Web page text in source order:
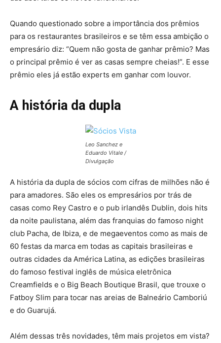
Quando questionado sobre a importância dos prêmios
para os restaurantes brasileiros e se têm essa ambição o
empresário diz: “Quem não gosta de ganhar prêmio? Mas
o principal prêmio é ver as casas sempre cheias!”. E esse
prêmio eles já estão experts em ganhar com louvor.
A história da dupla
Leo Sanchez e
Eduardo Vitale /
Divulgação
A história da dupla de sócios com cifras de milhões não é
para amadores. São eles os empresários por trás de
casas como Rey Castro e o pub irlandês Dublin, dois hits
da noite paulistana, além das franquias do famoso night
club Pacha, de Ibiza, e de megaeventos como as mais de
60 festas da marca em todas as capitais brasileiras e
outras cidades da América Latina, as edições brasileiras
do famoso festival inglês de música eletrônica
Creamfields e o Big Beach Boutique Brasil, que trouxe o
Fatboy Slim para tocar nas areias de Balneário Camboriú
e do Guarujá.
Além dessas três novidades, têm mais projetos em vista?